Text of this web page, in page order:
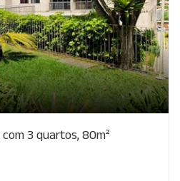
3 quartos, 80m²